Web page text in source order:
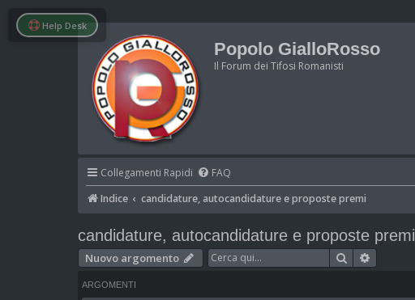
Help Desk
Popolo GialloRosso
Il Forum dei Tifosi Romanisti
Collegamenti Rapidi FAQ
Indice
candidature, autocandidature e proposte premi
candidature, autocandidature e proposte premi
Nuovo argomento Cerca
ARGOMENTI